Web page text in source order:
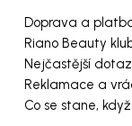
Doprava a
Riano Beauty
Nejčastější
Reklamace a
Co se stane,